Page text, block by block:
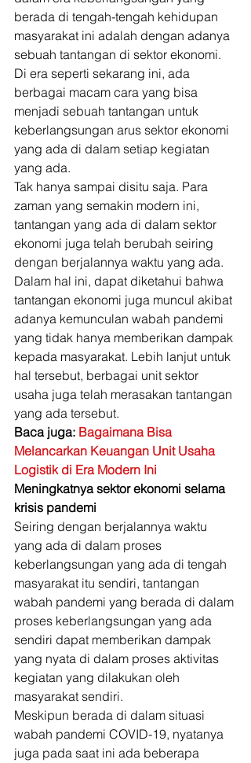
berada di tengah-tengah kehidupan
masyarakat ini adalah dengan adanya
sebuah tantangan di sektor ekonomi.
Di era seperti sekarang ini, ada
berbagai macam cara yang bisa
menjadi sebuah tantangan untuk
keberlangsungan arus sektor ekonomi
yang ada di dalam setiap kegiatan
yang ada.
Tak hanya sampai disitu saja. Para
zaman yang semakin modern ini,
tantangan yang ada di dalam sektor
ekonomi juga telah berubah seiring
dengan berjalannya waktu yang ada.
Dalam hal ini, dapat diketahui bahwa
tantangan ekonomi juga muncul akibat
adanya kemunculan wabah pandemi
yang tidak hanya memberikan dampak
kepada masyarakat. Lebih lanjut untuk
hal tersebut, berbagai unit sektor
usaha juga telah merasakan tantangan
yang ada tersebut.
Baca juga: Bagaimana Bisa
Melancarkan Keuangan Unit Usaha
Logistik di Era Modern Ini
Meningkatnya sektor ekonomi selama
krisis pandemi
Seiring dengan berjalannya waktu
yang ada di dalam proses
keberlangsungan yang ada di tengah
masyarakat itu sendiri, tantangan
wabah pandemi yang berada di dalam
proses keberlangsungan yang ada
sendiri dapat memberikan dampak
yang nyata di dalam proses aktivitas
kegiatan yang dilakukan oleh
masyarakat sendiri.
Meskipun berada di dalam situasi
wabah pandemi COVID-19, nyatanya
juga pada saat ini ada beberapa